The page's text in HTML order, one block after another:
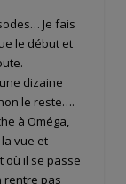
Je fais
le début et
dizaine
le reste….
à Oméga,
vue et
où il se passe
rentre pas